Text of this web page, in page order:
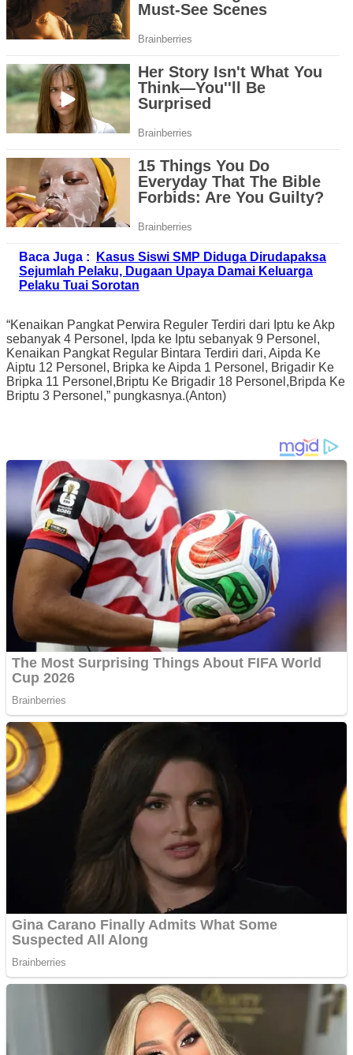
Baca Juga :
Kasus Siswi SMP Diduga Dirudapaksa
Sejumlah Pelaku, Dugaan Upaya Damai Keluarga
Pelaku Tuai Sorotan
“Kenaikan Pangkat Perwira Reguler Terdiri dari Iptu ke Akp
sebanyak 4 Personel, Ipda ke Iptu sebanyak 9 Personel,
Kenaikan Pangkat Regular Bintara Terdiri dari, Aipda Ke
Aiptu 12 Personel, Bripka ke Aipda 1 Personel, Brigadir Ke
Bripka 11 Personel,Briptu Ke Brigadir 18 Personel,Bripda Ke
Briptu 3 Personel,” pungkasnya.(Anton)